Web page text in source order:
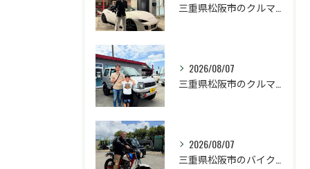
2026/08/07
2026/08/07